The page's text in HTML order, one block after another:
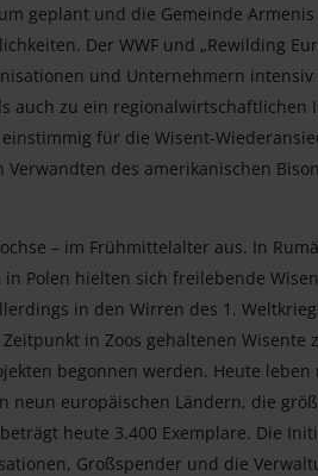
geplant und die Gemeinde
Der WWF und „Rewilding
und Unternehmern
auch zu ein regionalwirtschaftlichen
für die Wisent-
des amerikanischen
– im Frühmittelalter aus. In
Polen hielten sich freilebende
in den Wirren des 1.
in Zoos gehaltenen Wisente
begonnen werden. Heute
europäischen Ländern, die
heute 3.400 Exemplare. Die
Großspender und die